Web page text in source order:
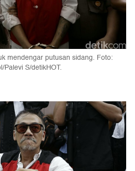
mendengar putusan sidang. Foto:
Palevi S/detikHOT.